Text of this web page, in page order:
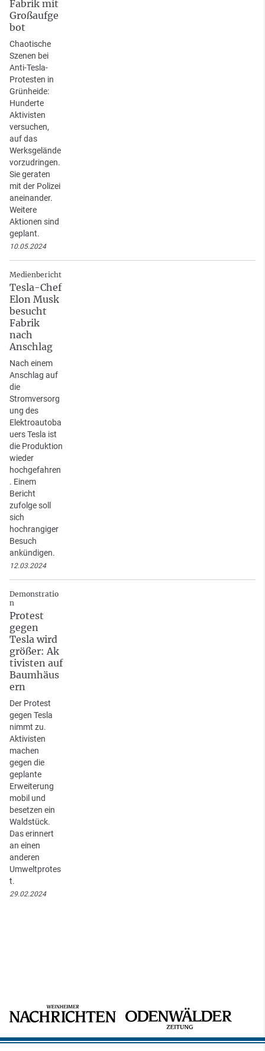
Fabrik mit
Großaufge
bot
Chaotische
Szenen bei
Anti-Tesla-
Protesten in
Grünheide:
Hunderte
Aktivisten
versuchen,
auf das
Werksgelände
vorzudringen.
Sie geraten
mit der Polizei
aneinander.
Weitere
Aktionen sind
geplant.
10.05.2024
Medienbericht
Tesla-Chef
Elon Musk
besucht
Fabrik
nach
Anschlag
Nach einem
Anschlag auf
die
Stromversorg
ung des
Elektroautoba
uers Tesla ist
die Produktion
wieder
hochgefahren
. Einem
Bericht
zufolge soll
sich
hochrangiger
Besuch
ankündigen.
12.03.2024
Demonstratio
n
Protest
gegen
Tesla wird
größer: Ak
tivisten auf
Baumhäus
ern
Der Protest
gegen Tesla
nimmt zu.
Aktivisten
machen
gegen die
geplante
Erweiterung
mobil und
besetzen ein
Waldstück.
Das erinnert
an einen
anderen
Umweltprotes
t.
29.02.2024